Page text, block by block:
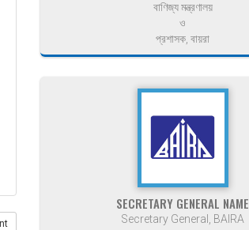
বাণিজ্য মন্ত্রণালয়
ও
প্রশাসক, বায়রা
SECRETARY GENERAL NAME
Secretary General, BAIRA